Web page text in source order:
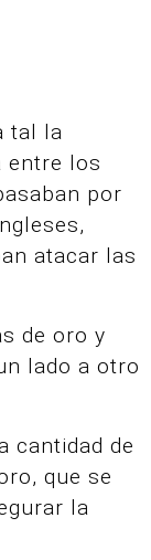
tal la
entre los
por
atacar las
de oro y
lado a otro
cantidad de
que se
la